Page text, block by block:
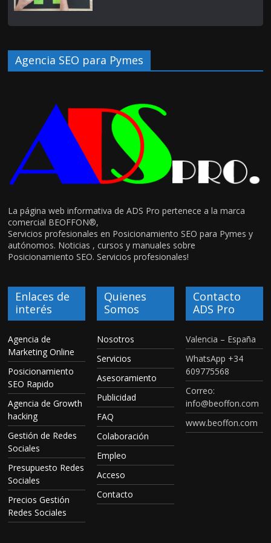
Agencia SEO para Pymes
La página web informativa de ADS Pro pertenece a la marca
comercial BEOFFON®,
Servicios profesionales en Posicionamiento SEO para Pymes y
autónomos. Noticias , cursos y manuales sobre
Posicionamiento SEO. Servicios profesionales!
Enlaces de
interés
Agencia de
Marketing Online
Posicionamiento
SEO Rapido
Agencia de Growth
hacking
Gestión de Redes
Sociales
Presupuesto Redes
Sociales
Precios Gestión
Redes Sociales
Quienes
Somos
Nosotros
Servicios
Asesoramiento
Publicidad
FAQ
Colaboración
Empleo
Acceso
Contacto
Contacto
ADS Pro
Valencia – España
WhatsApp +34
609775568
Correo:
info@beoffon.com
www.beoffon.com